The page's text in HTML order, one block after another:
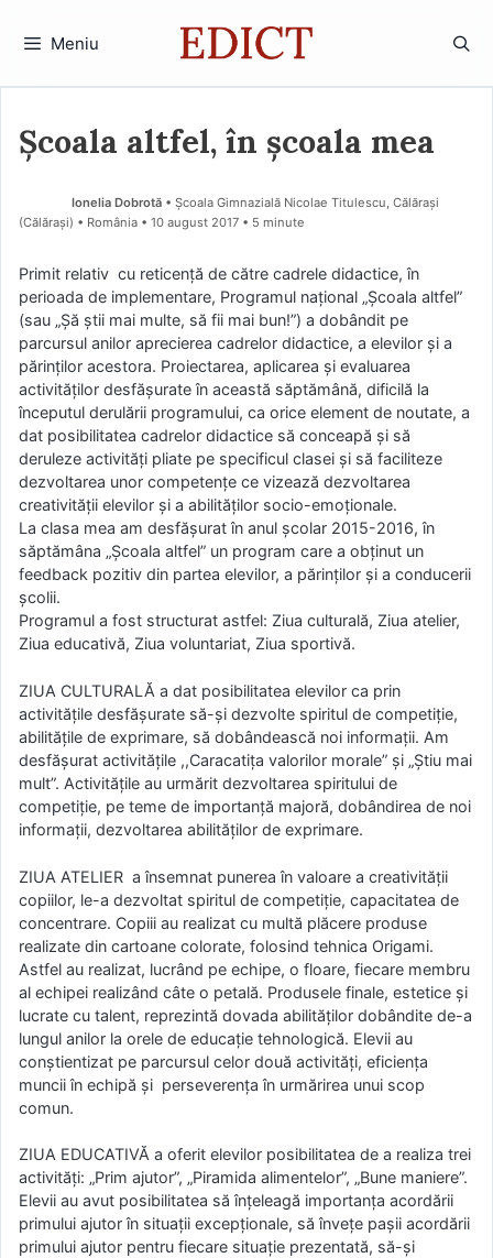
Meniu
Şcoala altfel, în școala mea
Ionelia Dobrotă • Şcoala Gimnazială Nicolae Titulescu, Călărași
(Călărași) • România
10 august 2017 • 5 minute
Primit relativ cu reticenţă de către cadrele didactice, în
perioada de implementare, Programul național „Școala altfel”
(sau „Şă ştii mai multe, să fii mai bun!”) a dobândit pe
parcursul anilor aprecierea cadrelor didactice, a elevilor şi a
părinţilor acestora. Proiectarea, aplicarea şi evaluarea
activităţilor desfăşurate în această săptămână, dificilă la
începutul derulării programului, ca orice element de noutate, a
dat posibilitatea cadrelor didactice să conceapă şi să
deruleze activităţi pliate pe specificul clasei şi să faciliteze
dezvoltarea unor competenţe ce vizează dezvoltarea
creativităţii elevilor şi a abilităţilor socio-emoţionale.
La clasa mea am desfăşurat în anul şcolar 2015-2016, în
săptămâna „Şcoala altfel” un program care a obţinut un
feedback pozitiv din partea elevilor, a părinţilor şi a conducerii
şcolii.
Programul a fost structurat astfel: Ziua culturală, Ziua atelier,
Ziua educativă, Ziua voluntariat, Ziua sportivă.
ZIUA CULTURALĂ a dat posibilitatea elevilor ca prin
activităţile desfăşurate să-şi dezvolte spiritul de competiţie,
abilităţile de exprimare, să dobândească noi informaţii. Am
desfăşurat activităţile ,,Caracatiţa valorilor morale” și „Ştiu mai
mult”. Activităţile au urmărit dezvoltarea spiritului de
competiţie, pe teme de importanţă majoră, dobândirea de noi
informaţii, dezvoltarea abilităţilor de exprimare.
ZIUA ATELIER a însemnat punerea în valoare a creativităţii
copiilor, le-a dezvoltat spiritul de competiţie, capacitatea de
concentrare. Copiii au realizat cu multă plăcere produse
realizate din cartoane colorate, folosind tehnica Origami.
Astfel au realizat, lucrând pe echipe, o floare, fiecare membru
al echipei realizând câte o petală. Produsele finale, estetice şi
lucrate cu talent, reprezintă dovada abilităţilor dobândite de-a
lungul anilor la orele de educaţie tehnologică. Elevii au
conştientizat pe parcursul celor două activităţi, eficienţa
muncii în echipă şi perseverenţa în urmărirea unui scop
comun.
ZIUA EDUCATIVĂ a oferit elevilor posibilitatea de a realiza trei
activităţi: „Prim ajutor”, „Piramida alimentelor”, „Bune maniere”.
Elevii au avut posibilitatea să înţeleagă importanţa acordării
primului ajutor în situaţii excepţionale, să înveţe paşii acordării
primului ajutor pentru fiecare situaţie prezentată, să-şi